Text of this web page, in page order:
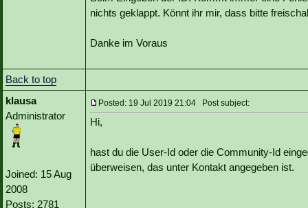
nichts geklappt. Könnt ihr mir, dass bitte
Danke im Voraus
Back to top
klausa
Administrator
Joined: 15 Aug
2008
Posts: 2781
Posted: 19 Jul 2019 21:04 Post subject:
Hi,
hast du die User-Id oder die Community-Id
überweisen, das unter Kontakt angegeben ist.